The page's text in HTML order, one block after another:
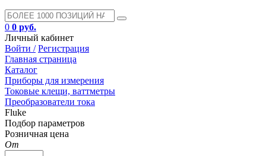
0 0 руб.
Личный кабинет
Войти / Регистрация
Главная страница
Каталог
Приборы для измерения
Токовые клещи, ваттметры
Преобразователи тока
Fluke
Подбор параметров
Розничная цена
От